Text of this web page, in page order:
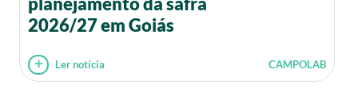
2026/27 em Goiás
Ler notícia CAMPOLAB